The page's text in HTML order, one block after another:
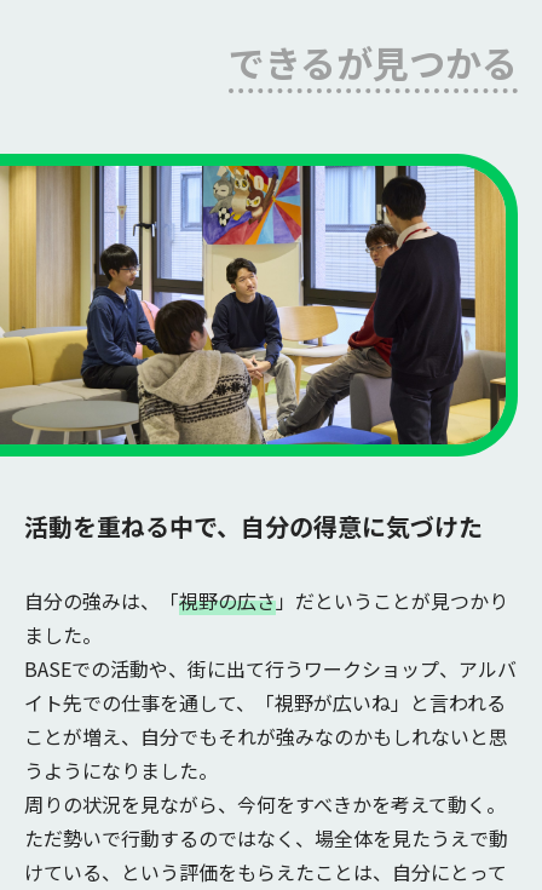
できるが見つかる
活動を重ねる中で、自分の得意に気づけた
自分の強みは、「視野の広さ」だということが見つかり
ました。
BASEでの活動や、街に出て行うワークショップ、アルバ
イト先での仕事を通して、「視野が広いね」と言われる
ことが増え、自分でもそれが強みなのかもしれないと思
うようになりました。
周りの状況を見ながら、今何をすべきかを考えて動く。
ただ勢いで行動するのではなく、場全体を見たうえで動
けている、という評価をもらえたことは、自分にとって